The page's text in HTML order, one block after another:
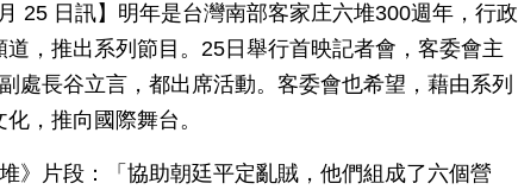
25 日訊】明年是台灣南部客家庄六堆300週年，行政
，推出系列節目。25日舉行首映記者會，客委會主
處長谷立言，都出席活動。客委會也希望，藉由系列
，推向國際舞台。
》片段：「協助朝廷平定亂賊，他們組成了六個營